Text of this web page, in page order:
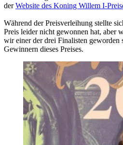
derWebsite des Koning Willem I-
Während der Preisverleihung stellte
Preis leider nicht gewonnen hat, aber
wir einer der drei Finalisten geworden
Gewinnern dieses Preises.